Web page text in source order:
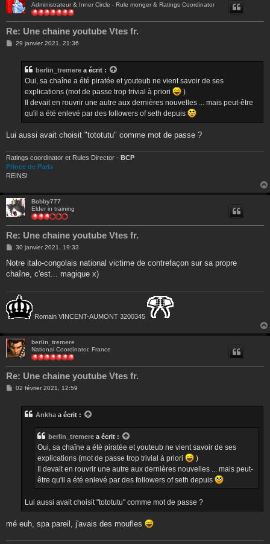
Administrateur & Inner Circle - Rule monger & Ratings Coordinator
Re: Une chaine youtube Vtes fr.
M29 janvier 2021, 21:36
berlin_tremere a écrit :
Oui, sa chaîne a été piratée et youteub ne vient savoir de ses
explications (mot de passe trop trivial à priori
)
Il devait en rouvrir une autre aux dernières nouvelles ... mais peut-être
qu'il a été enlevé par des followers of seth depuis
Lui aussi avait choisit "tototutu" comme mot de passe ?
Ratings coordinator et Rules Director - BCP
Prince de Paris
REINS!
Bobby777
Elder in training
Re: Une chaine youtube Vtes fr.
M
s
a
30 janvier 2021, 19:33
Notre italo-congolais national victime de contrefaçon sur sa propre
chaîne, c'est... magique x)
Romain VINCENT-AUMONT 3200345
berlin_tremere
National Coordinator, France
Re: Une chaine youtube Vtes fr.
M02 février 2021, 12:59
Ankha a écrit :
berlin_tremere a écrit :
Oui, sa chaîne a été piratée et youteub ne vient savoir de ses
explications (mot de passe trop trivial à priori
)
Il devait en rouvrir une autre aux dernières nouvelles ... mais peut-
être qu'il a été enlevé par des followers of seth depuis
Lui aussi avait choisit "tototutu" comme mot de passe ?
mé euh, spa pareil, j'avais des moufles